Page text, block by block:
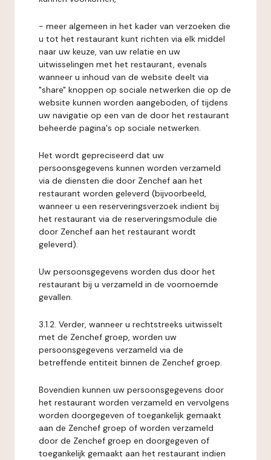
- meer algemeen in het kader van verzoeken die
u tot het restaurant kunt richten via elk middel
naar uw keuze, van uw relatie en uw
uitwisselingen met het restaurant, evenals
wanneer u inhoud van de website deelt via
"share" knoppen op sociale netwerken die op de
website kunnen worden aangeboden, of tijdens
uw navigatie op een van de door het restaurant
beheerde pagina's op sociale netwerken.
Het wordt gepreciseerd dat uw
persoonsgegevens kunnen worden verzameld
via de diensten die door Zenchef aan het
restaurant worden geleverd (bijvoorbeeld,
wanneer u een reserveringsverzoek indient bij
het restaurant via de reserveringsmodule die
door Zenchef aan het restaurant wordt
geleverd).
Uw persoonsgegevens worden dus door het
restaurant bij u verzameld in de voornoemde
gevallen.
3.1.2. Verder, wanneer u rechtstreeks uitwisselt
met de Zenchef groep, worden uw
persoonsgegevens verzameld via de
betreffende entiteit binnen de Zenchef groep.
Bovendien kunnen uw persoonsgegevens door
het restaurant worden verzameld en vervolgens
worden doorgegeven of toegankelijk gemaakt
aan de Zenchef groep of worden verzameld
door de Zenchef groep en doorgegeven of
toegankelijk gemaakt aan het restaurant indien